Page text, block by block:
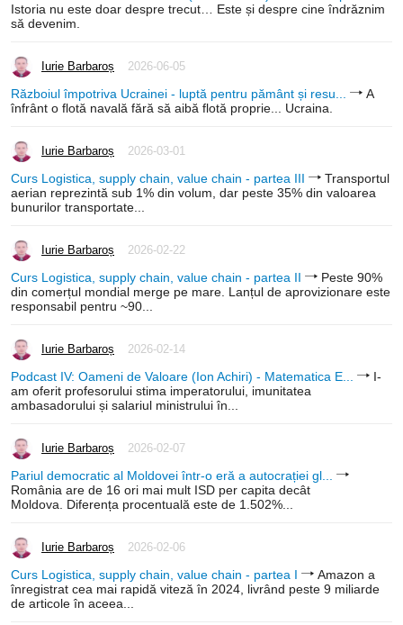
Istoria nu este doar despre trecut… Este și despre cine îndrăznim
să devenim.
Iurie Barbaroș 2026-06-05
Războiul împotriva Ucrainei - luptă pentru pământ și resu...
A
înfrânt o flotă navală fără să aibă flotă proprie... Ucraina.
Iurie Barbaroș 2026-03-01
Curs Logistica, supply chain, value chain - partea III
Transportul
aerian reprezintă sub 1% din volum, dar peste 35% din valoarea
bunurilor transportate...
Iurie Barbaroș 2026-02-22
Curs Logistica, supply chain, value chain - partea II
Peste 90%
din comerțul mondial merge pe mare. Lanțul de aprovizionare este
responsabil pentru ~90...
Iurie Barbaroș 2026-02-14
Podcast IV: Oameni de Valoare (Ion Achiri) - Matematica E...
I-
am oferit profesorului stima imperatorului, imunitatea
ambasadorului și salariul ministrului în...
Iurie Barbaroș 2026-02-07
Pariul democratic al Moldovei într-o eră a autocrației gl...
România are de 16 ori mai mult ISD per capita decât
Moldova. Diferența procentuală este de 1.502%...
Iurie Barbaroș 2026-02-06
Curs Logistica, supply chain, value chain - partea I
Amazon a
înregistrat cea mai rapidă viteză în 2024, livrând peste 9 miliarde
de articole în aceea...